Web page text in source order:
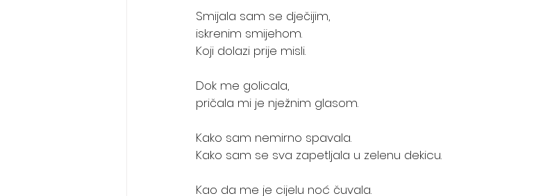
Smijala sam se dječijim,
iskrenim smijehom.
Koji dolazi prije misli.
Dok me golicala,
pričala mi je nježnim glasom.
Kako sam nemirno spavala.
Kako sam se sva zapetljala u zelenu dekicu.
Kao da me je cijelu noć čuvala.